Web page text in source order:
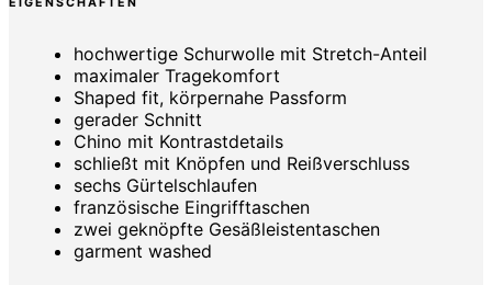
EIGENSCHAFTEN
hochwertige Schurwolle mit Stretch-Anteil
maximaler Tragekomfort
Shaped fit, körpernahe Passform
gerader Schnitt
Chino mit Kontrastdetails
schließt mit Knöpfen und Reißverschluss
sechs Gürtelschlaufen
französische Eingrifftaschen
zwei geknöpfte Gesäßleistentaschen
garment washed